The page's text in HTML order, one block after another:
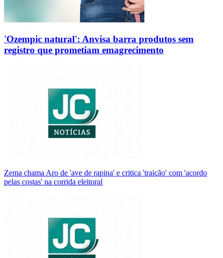
'Ozempic natural': Anvisa barra produtos sem
registro que prometiam emagrecimento
Zema chama Aro de 'ave de rapina' e critica 'traição' com 'acordo
pelas costas' na corrida eleitoral